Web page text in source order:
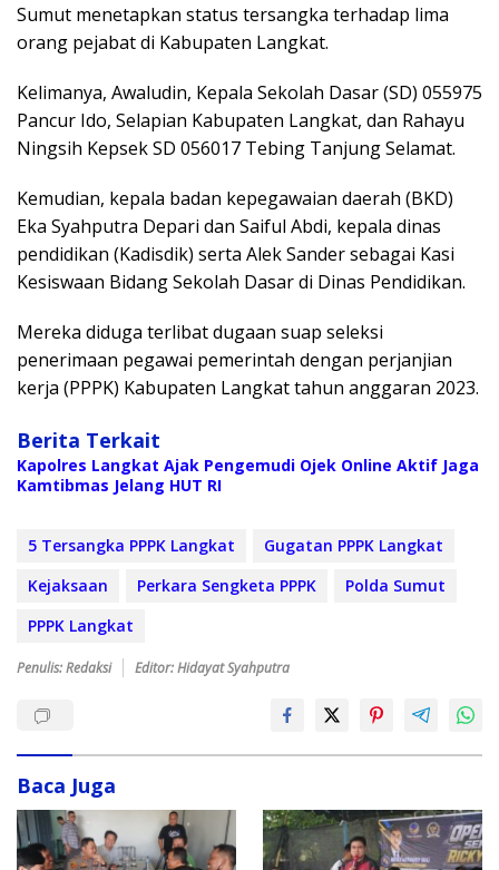
Sumut menetapkan status tersangka terhadap lima
orang pejabat di Kabupaten Langkat.
Kelimanya, Awaludin, Kepala Sekolah Dasar (SD) 055975
Pancur Ido, Selapian Kabupaten Langkat, dan Rahayu
Ningsih Kepsek SD 056017 Tebing Tanjung Selamat.
Kemudian, kepala badan kepegawaian daerah (BKD)
Eka Syahputra Depari dan Saiful Abdi, kepala dinas
pendidikan (Kadisdik) serta Alek Sander sebagai Kasi
Kesiswaan Bidang Sekolah Dasar di Dinas Pendidikan.
Mereka diduga terlibat dugaan suap seleksi
penerimaan pegawai pemerintah dengan perjanjian
kerja (PPPK) Kabupaten Langkat tahun anggaran 2023.
Berita Terkait
Kapolres Langkat Ajak Pengemudi Ojek Online Aktif Jaga
Kamtibmas Jelang HUT RI
5 Tersangka PPPK Langkat
Gugatan PPPK Langkat
Kejaksaan
Perkara Sengketa PPPK
Polda Sumut
PPPK Langkat
Penulis: Redaksi Editor: Hidayat Syahputra
Baca Juga